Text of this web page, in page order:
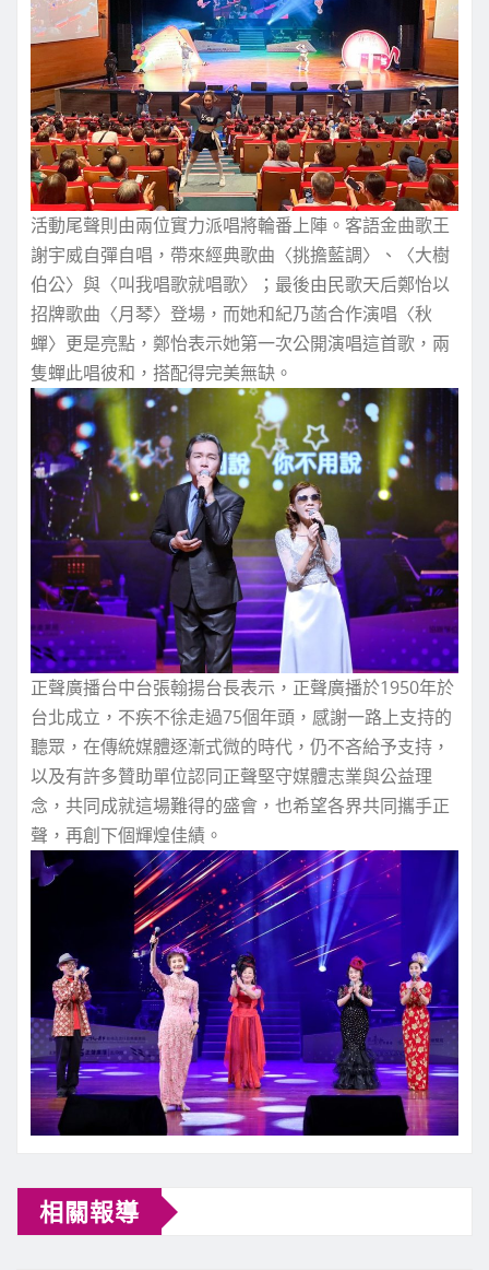
活動尾聲則由兩位實力派唱將輪番上陣。客語金曲歌王
謝宇威自彈自唱，帶來經典歌曲〈挑擔藍調〉、〈大樹
伯公〉與〈叫我唱歌就唱歌〉；最後由民歌天后鄭怡以
招牌歌曲〈月琴〉登場，而她和紀乃菡合作演唱〈秋
蟬〉更是亮點，鄭怡表示她第一次公開演唱這首歌，兩
隻蟬此唱彼和，搭配得完美無缺。
正聲廣播台中台張翰揚台長表示，正聲廣播於1950年於
台北成立，不疾不徐走過75個年頭，感謝一路上支持的
聽眾，在傳統媒體逐漸式微的時代，仍不吝給予支持，
以及有許多贊助單位認同正聲堅守媒體志業與公益理
念，共同成就這場難得的盛會，也希望各界共同攜手正
聲，再創下個輝煌佳績。
相關報導